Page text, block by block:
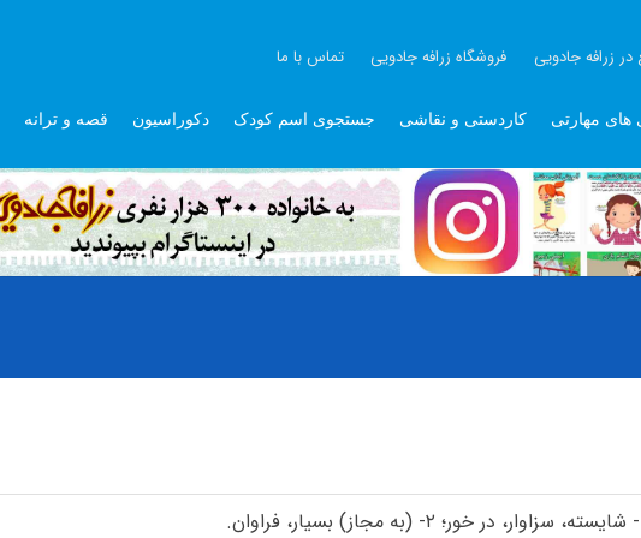
در زرافه جادویی فروشگاه زرافه جادویی تماس با ما
های مهارتی کاردستی و نقاشی جستجوی اسم کودک دکوراسیون قصه و ترانه